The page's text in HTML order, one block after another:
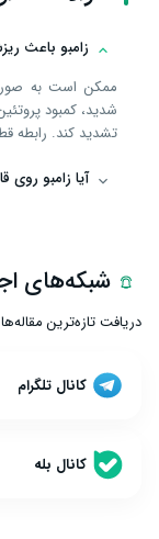
زامبو باعث
ممکن است به
شدید، کمبود
تشدید کند. رابطه
آیا زامبو روی
شبکه‌های
دریافت تازه‌ترین
کانال تلگرام
کانال بله